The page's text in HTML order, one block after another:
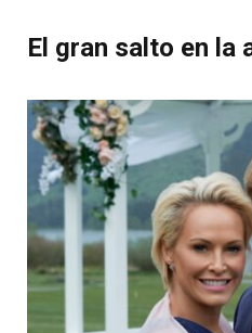
El gran salto en la